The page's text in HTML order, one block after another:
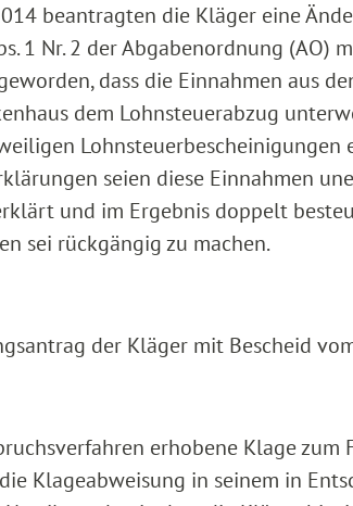
beantragten die Kläger eine
1 Nr. 2 der Abgabenordnung (AO)
dass die Einnahmen aus
dem Lohnsteuerabzug
seien diese Einnahmen
und im Ergebnis doppelt
sei rückgängig zu machen.
der Kläger mit Bescheid
erhobene Klage zum
Klageabweisung in seinem in